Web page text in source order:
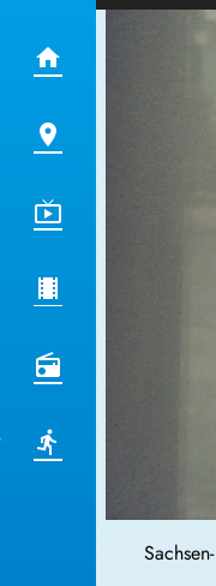
Sachsen-